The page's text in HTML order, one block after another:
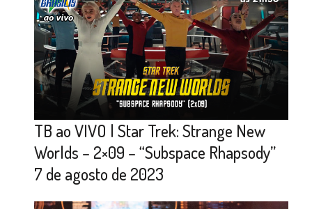
TB ao VIVO | Star Trek: Strange New
Worlds – 2×09 – “Subspace Rhapsody”
7 de agosto de 2023